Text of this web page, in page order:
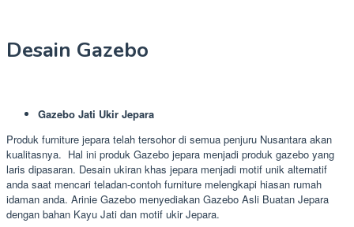
Desain Gazebo
Gazebo Jati Ukir Jepara
Produk furniture jepara telah tersohor di semua penjuru Nusantara akan
kualitasnya. Hal ini produk Gazebo jepara menjadi produk gazebo yang
laris dipasaran. Desain ukiran khas jepara menjadi motif unik alternatif
anda saat mencari teladan-contoh furniture melengkapi hiasan rumah
idaman anda. Arinie Gazebo menyediakan Gazebo Asli Buatan Jepara
dengan bahan Kayu Jati dan motif ukir Jepara.